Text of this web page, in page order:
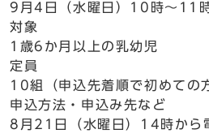
9月4日（水曜日）10時～11
対象
1歳6か月以上の乳幼児
定員
10組（申込先着順で初めての
申込方法・申込み先など
8月21日（水曜日）14時から